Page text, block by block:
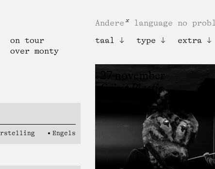
on tour
over monty
Andere language no
taal
type extra
Engels
27 november
Spirit Plastic